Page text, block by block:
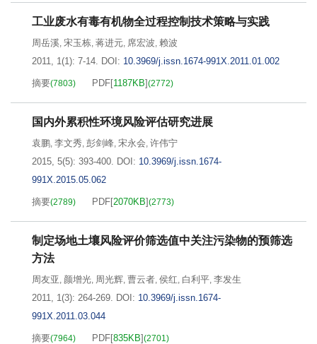
工业废水有毒有机物全过程控制技术策略与实践
周岳溪, 宋玉栋, 蒋进元, 席宏波, 赖波
2011, 1(1): 7-14. DOI: 10.3969/j.issn.1674-991X.2011.01.002
摘要(7803) PDF[1187KB](2772)
国内外累积性环境风险评估研究进展
袁鹏, 李文秀, 彭剑峰, 宋永会, 许伟宁
2015, 5(5): 393-400. DOI: 10.3969/j.issn.1674-
991X.2015.05.062
摘要(2789) PDF[2070KB](2773)
制定场地土壤风险评价筛选值中关注污染物的预筛选
方法
周友亚, 颜增光, 周光辉, 曹云者, 侯红, 白利平, 李发生
2011, 1(3): 264-269. DOI: 10.3969/j.issn.1674-
991X.2011.03.044
摘要(7964) PDF[835KB](2701)